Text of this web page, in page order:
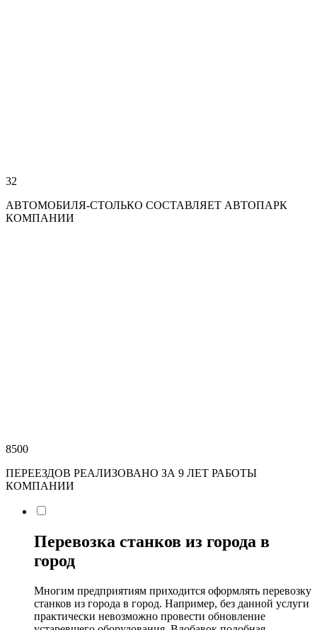
32
АВТОМОБИЛЯ-СТОЛЬКО СОСТАВЛЯЕТ АВТОПАРК
КОМПАНИИ
8500
ПЕРЕЕЗДОВ РЕАЛИЗОВАНО ЗА 9 ЛЕТ РАБОТЫ
КОМПАНИИ
Перевозка станков из города в
город
Многим предприятиям приходится оформлять перевозку
станков из города в город. Например, без данной услуги
практически невозможно провести обновление